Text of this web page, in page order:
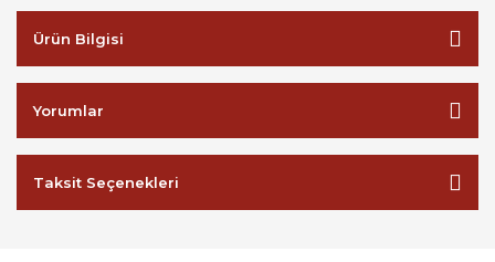
Ürün Bilgisi
Yorumlar
Taksit Seçenekleri